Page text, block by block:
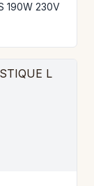
190W 230V